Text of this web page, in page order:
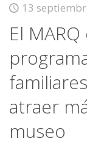
13
El
atraer
museo